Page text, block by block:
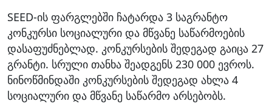
SEED-ის ფარგლებში ჩატარდა 3 საგრანტო
კონკურსი სოციალური და მწვანე საწარმოების
დასაფუძნებლად. კონკურსების შედეგად გაიცა 27
გრანტი. სრული თანხა შეადგენს 230 000 ევროს.
ნინოწმინდაში კონკურსების შედეგად ახლა 4
სოციალური და მწვანე საწარმო არსებობს.